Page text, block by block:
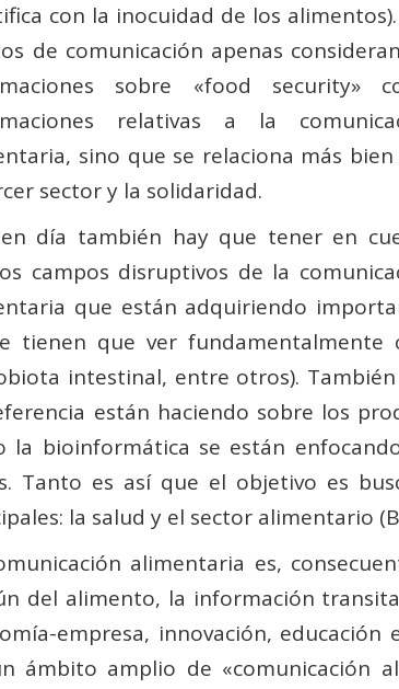
con la inocuidad de los
de comunicación apenas
sobre «food security»
relativas a la
sino que se relaciona más bien
sector y la solidaridad.
día también hay que tener en
campos disruptivos de la
que están adquiriendo
tienen que ver fundamentalmente
intestinal, entre otros).
están haciendo sobre los
la bioinformática se están
Tanto es así que el objetivo es
la salud y el sector alimentario
alimentaria es,
del alimento, la información
empresa, innovación,
ámbito amplio de «comunicación